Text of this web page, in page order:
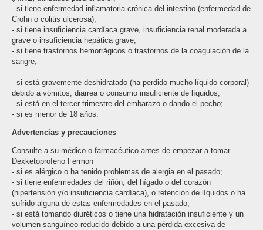
- si tiene enfermedad inflamatoria crónica del intestino (enfermedad de
Crohn o colitis ulcerosa);
- si tiene insuficiencia cardíaca grave, insuficiencia renal moderada a
grave o insuficiencia hepática grave;
- si tiene trastornos hemorrágicos o trastornos de la coagulación de la
sangre;
- si está gravemente deshidratado (ha perdido mucho líquido corporal)
debido a vómitos, diarrea o consumo insuficiente de líquidos;
- si está en el tercer trimestre del embarazo o dando el pecho;
- si es menor de 18 años.
Advertencias y precauciones
Consulte a su médico o farmacéutico antes de empezar a tomar
Dexketoprofeno Fermon
- si es alérgico o ha tenido problemas de alergia en el pasado;
- si tiene enfermedades del riñón, del hígado o del corazón
(hipertensión y/o insuficiencia cardíaca), o retención de líquidos o ha
sufrido alguna de estas enfermedades en el pasado;
- si está tomando diuréticos o tiene una hidratación insuficiente y un
volumen sanguíneo reducido debido a una pérdida excesiva de